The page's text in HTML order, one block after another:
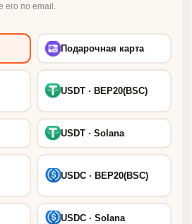
по email.
Подарочная карта
USDT · BEP20(BSC)
USDT · Solana
USDC · BEP20(BSC)
USDC · Solana